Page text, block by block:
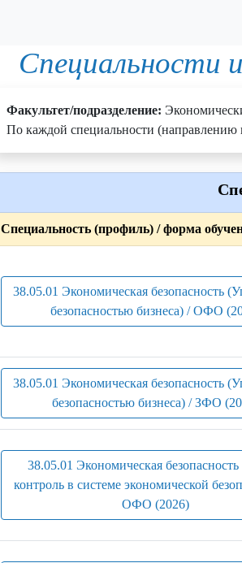
Специальности
Факультет/подразделение:
По каждой специальности (направлению
Специальность (профиль) / форма
38.05.01 Экономическая безопасность
безопасностью бизнеса) / ОФО
38.05.01 Экономическая безопасность
безопасностью бизнеса) / ЗФО
38.05.01 Экономическая
контроль в системе экономической
ОФО (2026)